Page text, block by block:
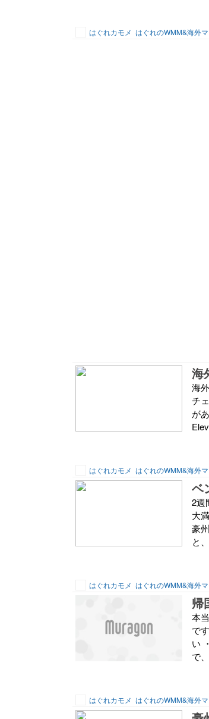
はぐれカモメ はぐれのWMM&海外
海
海
チ
が
はぐれカモメ はぐれのWMM&海外
ベ
2週
大
豪
と
はぐれカモメ はぐれのWMM&海外
帰
本
で
い
で
はぐれカモメ はぐれのWMM&海外